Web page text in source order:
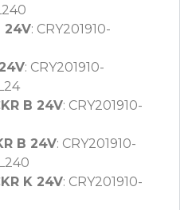
24V: CRY201910-
: CRY201910-
B 24V: CRY201910-
B 24V: CRY201910-
K 24V: CRY201910-